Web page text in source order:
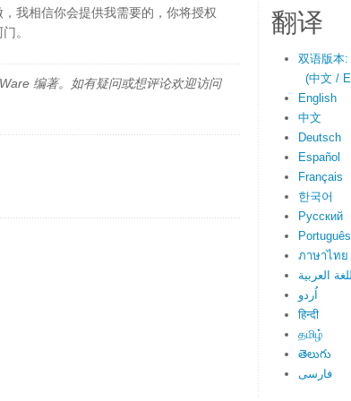
我相信你会提供我需要的，你将授权
。
编著。如有疑问或想评论欢迎访问
翻译
双语版本:
(中文 /
English
中文
Deutsch
Español
Français
한국어
Русский
Português
ภาษาไทย
العربية
اُردو
हिन्दी
தமிழ்
తెలుగు
فارسی